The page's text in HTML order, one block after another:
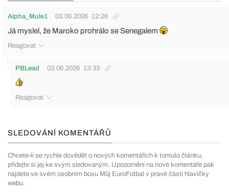
Alpha_Mule1 03.06.2026 12:26
Já myslel, že Maroko prohrálo se Senegalem
Reagovat
PBLead 03.06.2026 13:33
Reagovat
SLEDOVÁNÍ KOMENTÁŘŮ
Chcete-li se rychle dovědět o nových komentářích k tomuto článku,
přidejte si jej ke svým sledovaným. Upozornění na nové komentáře pak
najdete ve svém osobním boxu Můj EuroFotbal v pravé části hlavičky
webu.